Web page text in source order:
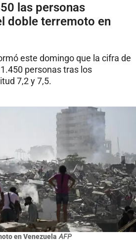
las personas
doble terremoto en
este domingo que la cifra de
personas tras los
7,2 y 7,5.
en Venezuela AFP